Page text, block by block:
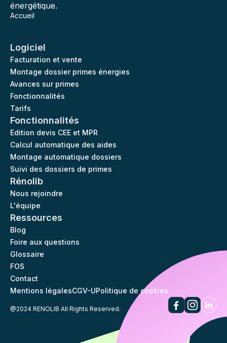
énergétique.
Accueil
Logiciel
Facturation et vente
Montage dossier primes énergies
Avances sur primes
Fonctionnalités
Tarifs
Fonctionnalités
Edition devis CEE et MPR
Calcul automatique des aides
Montage automatique dossiers
Suivi des dossiers de primes
Rénolib
Nous rejoindre
L'équipe
Ressources
Blog
Foire aux questions
Glossaire
FOS
Contact
Mentions légalesCGV-UPolitique de cookies
@2024 RENOLIB All Rights Reserved.